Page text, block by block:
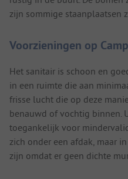
zijn sommige staanplaatsen
Voorzieningen op
Het sanitair is schoon en
in een ruimte die aan
frisse lucht die op deze
benauwd of vochtig binnen.
toegankelijk voor
zich onder een afdak, maar
zijn omdat er geen dichte